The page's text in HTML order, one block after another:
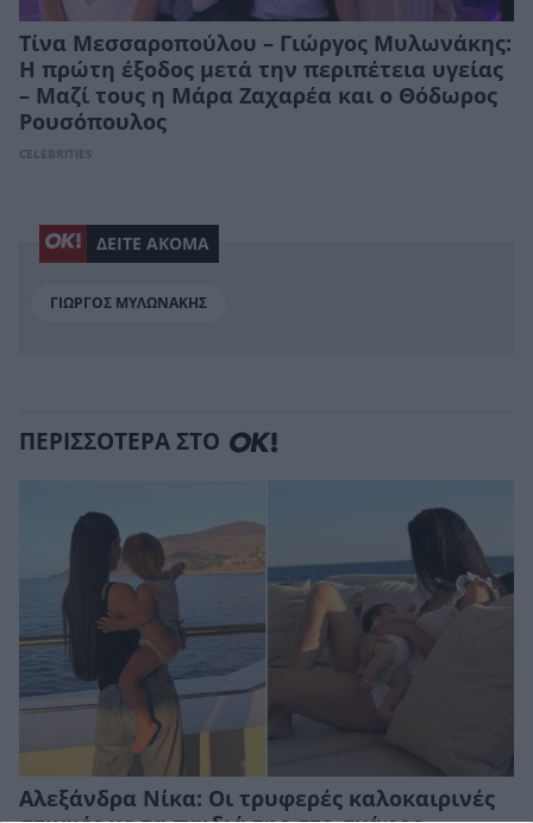
Τίνα Μεσσαροπούλου – Γιώργος Μυλωνάκης:
Η πρώτη έξοδος μετά την περιπέτεια υγείας
– Μαζί τους η Μάρα Ζαχαρέα και ο Θόδωρος
Ρουσόπουλος
CELEBRITIES
ΔΕΙΤΕ ΑΚΟΜΑ
ΓΙΩΡΓΟΣ ΜΥΛΩΝΑΚΗΣ
ΠΕΡΙΣΣΟΤΕΡΑ ΣΤΟ
Αλεξάνδρα Νίκα: Οι τρυφερές καλοκαιρινές